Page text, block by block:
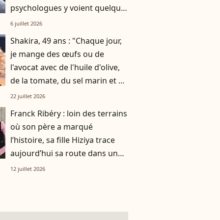
psychologues y voient quelque
chose de bien plus profond.
6 juillet 2026
Shakira, 49 ans : "Chaque jour,
je mange des œufs ou de
l'avocat avec de l'huile d'olive,
de la tomate, du sel marin et un
smoothie"
22 juillet 2026
Franck Ribéry : loin des terrains
où son père a marqué
l’histoire, sa fille Hiziya trace
aujourd’hui sa route dans un
tout autre univers
12 juillet 2026